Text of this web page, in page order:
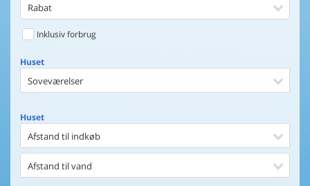
Rabat
Inklusiv forbrug
Huset
Soveværelser
Huset
Afstand til indkøb
Afstand til vand